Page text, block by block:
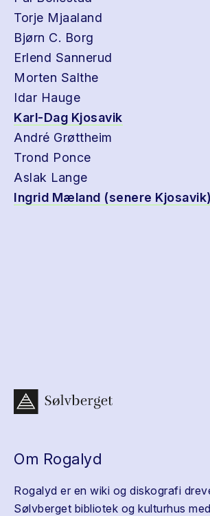
Torje Mjaaland
Bjørn C. Borg
Erlend Sannerud
Morten Salthe
Idar Hauge
Karl-Dag Kjosavik
André Grøttheim
Trond Ponce
Aslak Lange
Ingrid Mæland (senere Kjosavik)
Om Rogalyd
Rogalyd er en wiki og diskografi
Sølvberget bibliotek og kulturhus